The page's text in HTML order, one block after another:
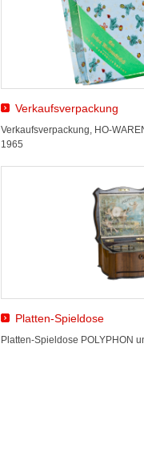
Verkaufsverpackung
Verkaufsverpackung, HO-
1965
Platten-Spieldose
Platten-Spieldose POLYPHON